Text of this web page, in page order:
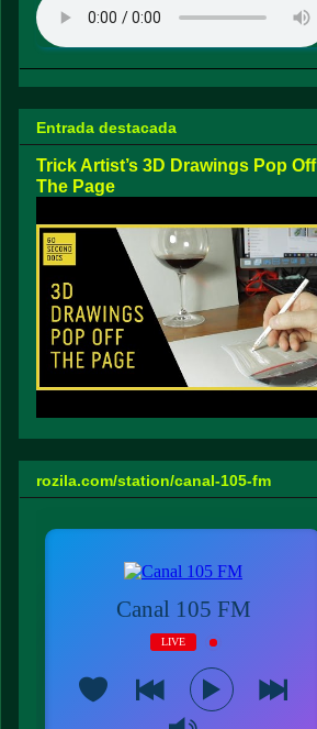
Entrada destacada
Trick Artist’s 3D Drawings Pop Off
The Page
rozila.com/station/canal-105-fm